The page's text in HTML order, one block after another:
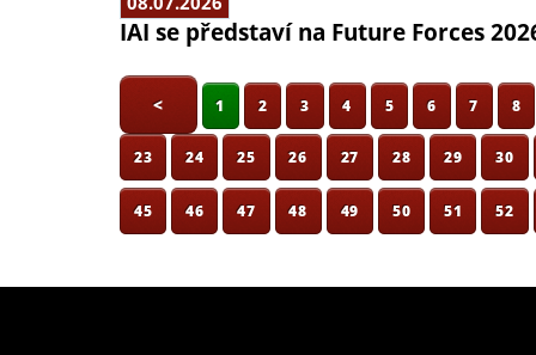
IAI se představí na Future Forces
< 1 2 3 4 5 6 7 8
23 24 25 26 27 28 29 30
45 46 47 48 49 50 51 52